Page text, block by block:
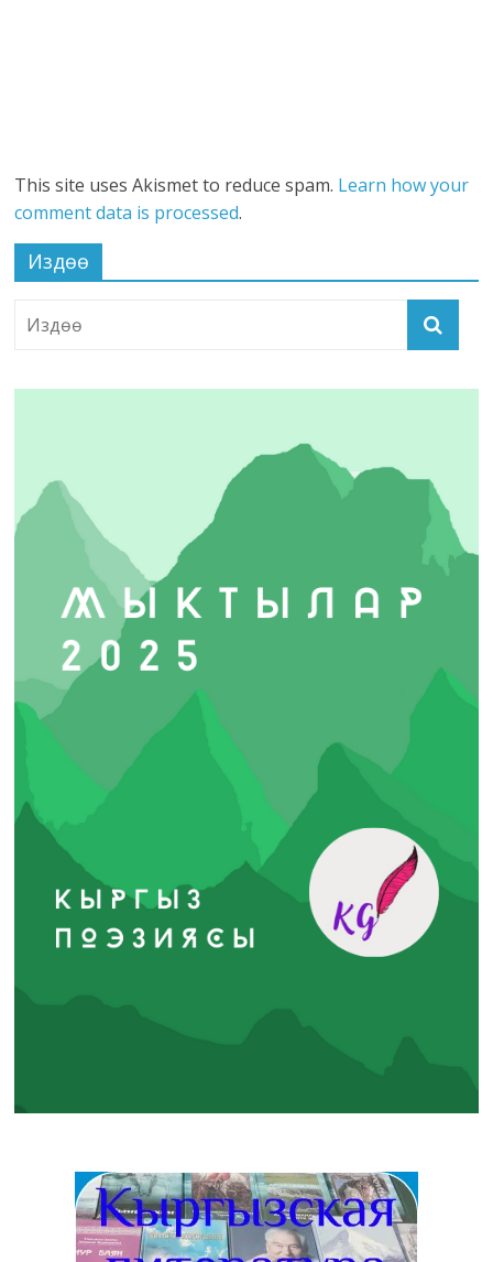
This site uses Akismet to reduce spam. Learn how your
comment data is processed.
Издөө